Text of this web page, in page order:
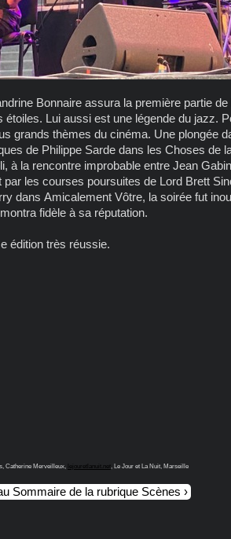
Bonnaire assura la première partie
Lui aussi est une légende du jazz.
grands thèmes du cinéma. Une plongée
de Philippe Sarde dans les Choses de
à la rencontre improbable entre Jean
les courses poursuites de Lord Brett
dans Amicalement Vôtre, la soirée fut
fidèle à sa réputation.
édition très réussie.
Catherine Merveilleux, lejouretlanuit.net, Le Jour et La Nuit, Marseille
Sommaire de la rubrique Scènes